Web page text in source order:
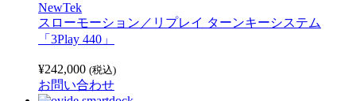
NewTek
スローモーション／リプレイ ターンキーシステム
「3Play 440」
¥242,000 (税込)
お問い合わせ